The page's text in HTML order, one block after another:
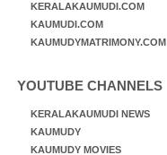
KERALAKAUMUDI.COM
KAUMUDI.COM
KAUMUDYMATRIMONY.COM
YOUTUBE CHANNELS
KERALAKAUMUDI NEWS
KAUMUDY
KAUMUDY MOVIES